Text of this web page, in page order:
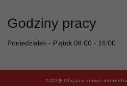
Godziny pracy
Poniedziałek - Piątek 08:00 - 16:00
2022@ Oficjalny serwis